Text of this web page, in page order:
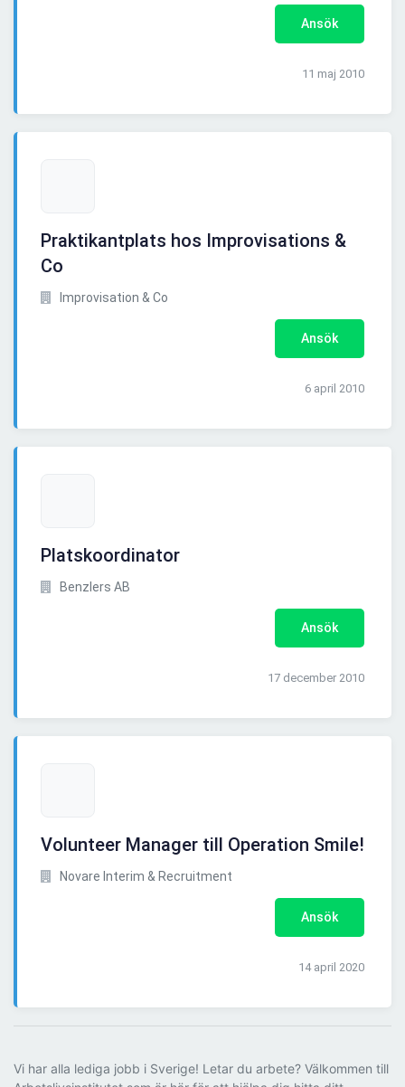
Ansök
11 maj 2010
Praktikantplats hos Improvisations &
Co
Improvisation & Co
Ansök
6 april 2010
Platskoordinator
Benzlers AB
Ansök
17 december 2010
Volunteer Manager till Operation Smile!
Novare Interim & Recruitment
Ansök
14 april 2020
Vi har alla lediga jobb i Sverige! Letar du arbete? Välkommen till